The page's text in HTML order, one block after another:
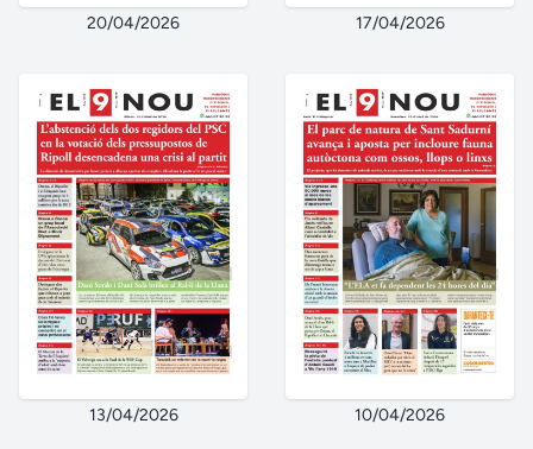
20/04/2026 17/04/2026
13/04/2026 10/04/2026